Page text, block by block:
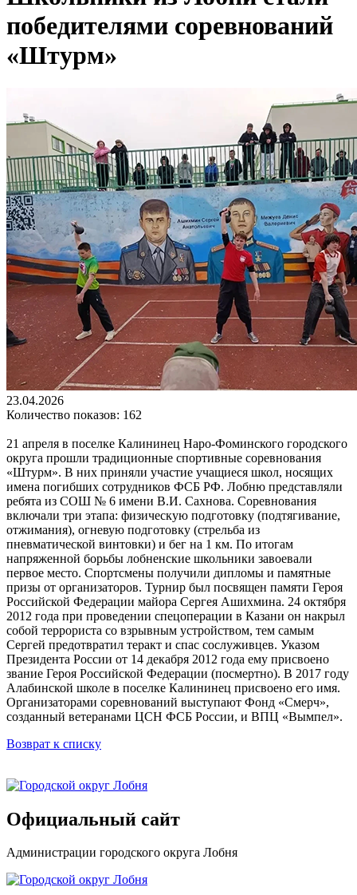
победителями соревнований
«Штурм»
23.04.2026
Количество показов: 162
21 апреля в поселке Калининец Наро-Фоминского городского
округа прошли традиционные спортивные соревнования
«Штурм». В них приняли участие учащиеся школ, носящих
имена погибших сотрудников ФСБ РФ. Лобню представляли
ребята из СОШ № 6 имени В.И. Сахнова. Соревнования
включали три этапа: физическую подготовку (подтягивание,
отжимания), огневую подготовку (стрельба из
пневматической винтовки) и бег на 1 км. По итогам
напряженной борьбы лобненские школьники завоевали
первое место. Спортсмены получили дипломы и памятные
призы от организаторов. Турнир был посвящен памяти Героя
Российской Федерации майора Сергея Ашихмина. 24 октября
2012 года при проведении спецоперации в Казани он накрыл
собой террориста со взрывным устройством, тем самым
Сергей предотвратил теракт и спас сослуживцев. Указом
Президента России от 14 декабря 2012 года ему присвоено
звание Героя Российской Федерации (посмертно). В 2017 году
Алабинской школе в поселке Калининец присвоено его имя.
Организаторами соревнований выступают Фонд «Смерч»,
созданный ветеранами ЦСН ФСБ России, и ВПЦ «Вымпел».
Возврат к списку
Официальный сайт
Администрации городского округа Лобня